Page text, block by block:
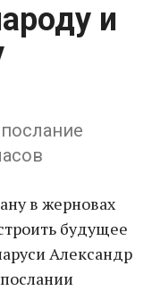
и
в жерновах
будущее
Александр